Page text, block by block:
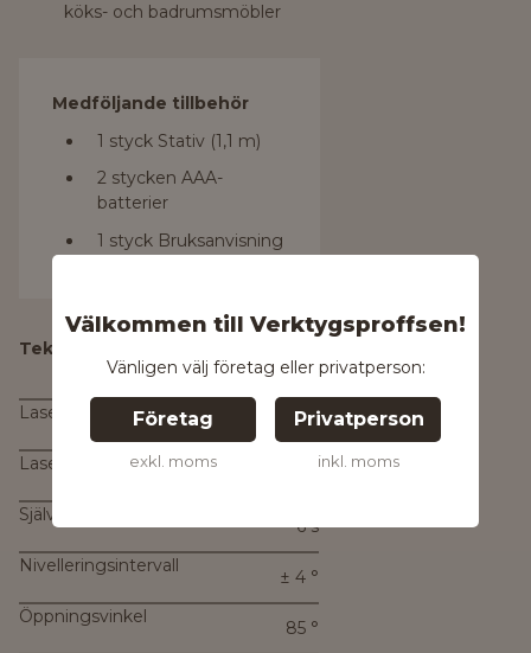
Välkommen till Verktygsproffsen!
Vänligen välj företag eller privatperson:
Företag
exkl. moms
Privatperson
inkl. moms
köks- och badrumsmöbler
Medföljande tillbehör
1 styck Stativ (1,1 m)
2 stycken AAA-
batterier
1 styck Bruksanvisning
Tekniska data
Laserdiod
500 – 540 nm
Laserklass
Självnivelleringtid, typ.
6 s
Nivelleringsintervall
± 4 °
Öppningsvinkel
85 °